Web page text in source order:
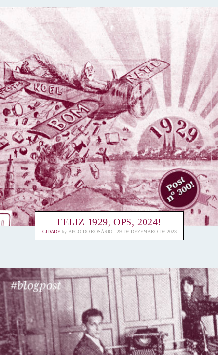
FELIZ 1929, OPS, 2024!
CIDADE by BECO DO ROSÁRIO 29 DE DEZEMBRO DE 2023